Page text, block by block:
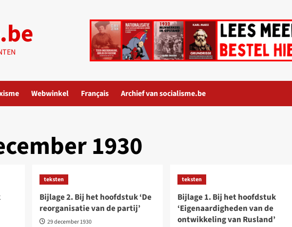
Webwinkel Français Archief van socialisme.be
1930
teksten
Bijlage 2. Bij het hoofdstuk ‘De
reorganisatie van de partij’
29 december 1930
teksten
Bijlage 1. Bij het hoofdstuk
‘Eigenaardigheden van de
ontwikkeling van Rusland’